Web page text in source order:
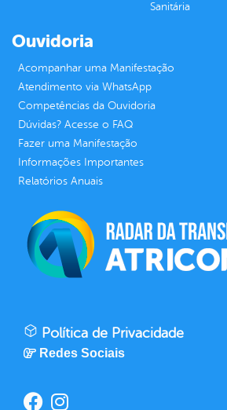
Sanitária
Ouvidoria
Acompanhar uma Manifestação
Atendimento via WhatsApp
Competências da Ouvidoria
Dúvidas? Acesse o FAQ
Fazer uma Manifestação
Informações Importantes
Relatórios Anuais
Política de Privacidade
Redes Sociais